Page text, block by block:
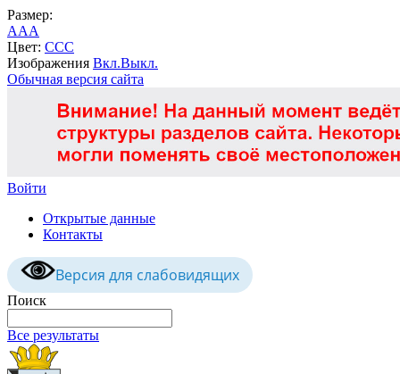
Размер:
AAA
Цвет: CCC
Изображения Вкл.Выкл.
Обычная версия сайта
Войти
Открытые данные
Контакты
Версия для слабовидящих
Поиск
Все результаты